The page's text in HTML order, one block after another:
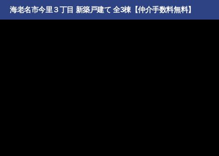
海老名市今里３丁目 新築戸建て 全3棟【仲介手数料無料】